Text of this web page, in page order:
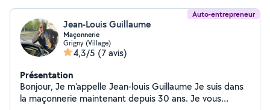
Auto-entrepreneur
Jean-Louis Guillaume
Maçonnerie
Grigny (Village)
4,3/5 (7 avis)
Présentation
Bonjour, Je m'appelle Jean-louis Guillaume Je suis dans
la maçonnerie maintenant depuis 30 ans. Je vous